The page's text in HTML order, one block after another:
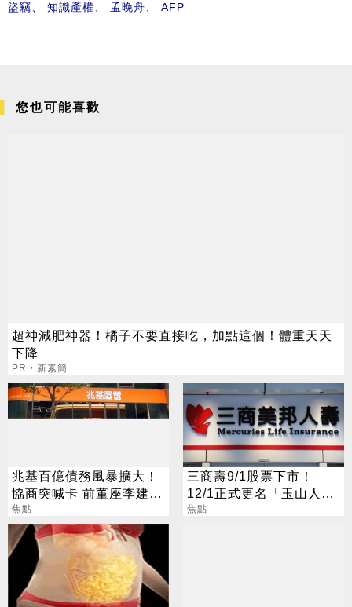
盜竊、 知識產權、 孟晚舟、 AFP
您也可能喜歡
超神減肥神器！橘子不要直接吃，加點這個！體重天天
下降
PR・新素簡
兆基百億債務風暴擴大！
協商突喊卡 前董座李建成
遭檢調搜索
焦點
三商壽9/1股票下市！
12/1正式更名「玉山人
壽」
焦點